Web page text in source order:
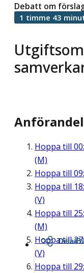
Debatt om
1 timme 43
Hoppa till
(M)
Hoppa till
Hoppa till
(V)
Hoppa till
(M)
Hoppa till
(V)
Hoppa till
Dela/